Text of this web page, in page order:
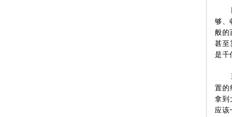
够、
般的
甚至
是千
置的
拿到
应该